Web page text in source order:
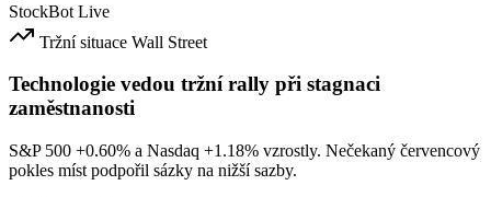
StockBot Live
Tržní situace Wall Street
Technologie vedou tržní rally při stagnaci
zaměstnanosti
S&P 500 +0.60% a Nasdaq +1.18% vzrostly. Nečekaný červencový
pokles míst podpořil sázky na nižší sazby.